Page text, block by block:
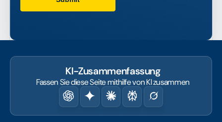
KI-Zusammenfassung
Fassen Sie diese Seite mithilfe von KI zusammen